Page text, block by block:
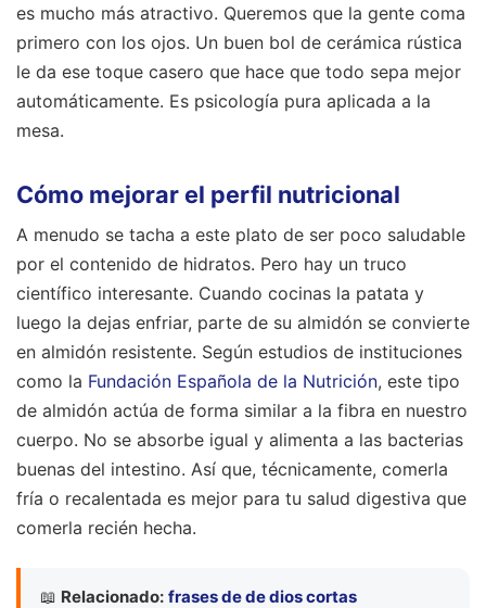
es mucho más atractivo. Queremos que la gente coma
primero con los ojos. Un buen bol de cerámica rústica
le da ese toque casero que hace que todo sepa mejor
automáticamente. Es psicología pura aplicada a la
mesa.
Cómo mejorar el perfil nutricional
A menudo se tacha a este plato de ser poco saludable
por el contenido de hidratos. Pero hay un truco
científico interesante. Cuando cocinas la patata y
luego la dejas enfriar, parte de su almidón se convierte
en almidón resistente. Según estudios de instituciones
como la Fundación Española de la Nutrición, este tipo
de almidón actúa de forma similar a la fibra en nuestro
cuerpo. No se absorbe igual y alimenta a las bacterias
buenas del intestino. Así que, técnicamente, comerla
fría o recalentada es mejor para tu salud digestiva que
comerla recién hecha.
📖 Relacionado: frases de de dios cortas